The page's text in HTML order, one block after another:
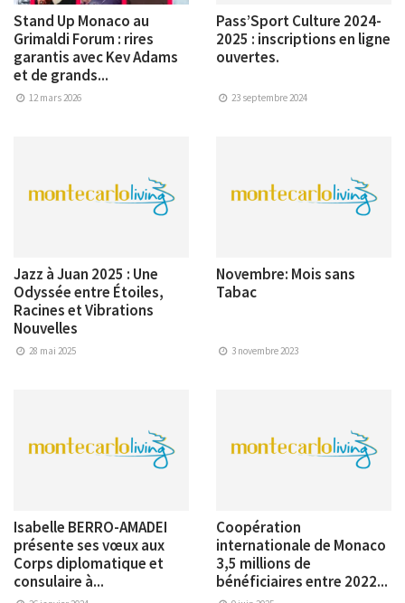
Stand Up Monaco au
Grimaldi Forum : rires
garantis avec Kev Adams
et de grands...
12 mars 2026
Pass’Sport Culture 2024-
2025 : inscriptions en ligne
ouvertes.
23 septembre 2024
Jazz à Juan 2025 : Une
Odyssée entre Étoiles,
Racines et Vibrations
Nouvelles
28 mai 2025
Novembre: Mois sans
Tabac
3 novembre 2023
Isabelle BERRO-AMADEI
présente ses vœux aux
Corps diplomatique et
consulaire à...
Coopération
internationale de Monaco
3,5 millions de
bénéficiaires entre 2022...